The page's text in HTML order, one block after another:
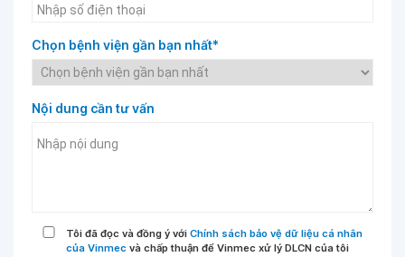
Chọn bệnh viện gần bạn nhất*
Nội dung cần tư vấn
Tôi đã đọc và đồng ý với Chính sách bảo vệ dữ liệu cá nhân
của Vinmec và chấp thuận để Vinmec xử lý DLCN của tôi